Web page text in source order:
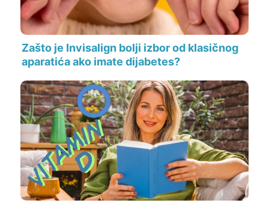
Zašto je Invisalign bolji izbor od klasičnog
aparatića ako imate dijabetes?